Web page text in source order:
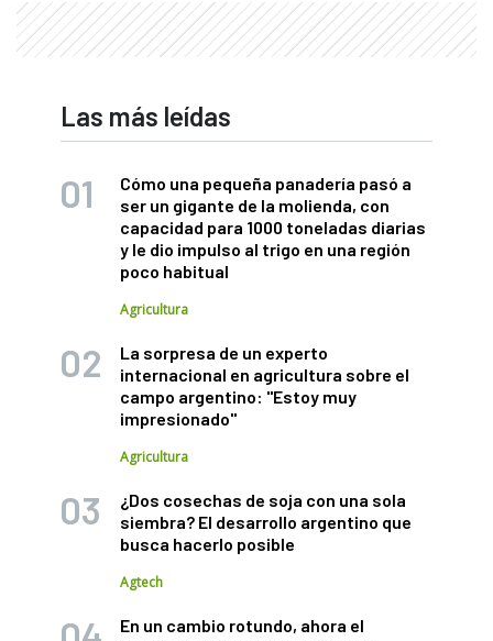
Las más leídas
Cómo una pequeña panadería pasó a
ser un gigante de la molienda, con
capacidad para 1000 toneladas diarias
y le dio impulso al trigo en una región
poco habitual
Agricultura
La sorpresa de un experto
internacional en agricultura sobre el
campo argentino: "Estoy muy
impresionado"
Agricultura
¿Dos cosechas de soja con una sola
siembra? El desarrollo argentino que
busca hacerlo posible
Agtech
En un cambio rotundo, ahora el